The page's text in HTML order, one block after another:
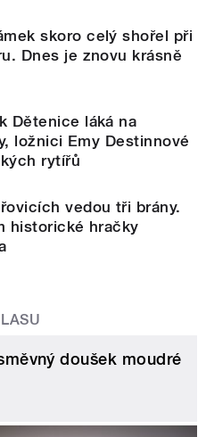
skoro celý shořel při
Dnes je znovu krásně
Dětenice láká na
ložnici Emy Destinnové
rytířů
vedou tři brány.
historické hračky
doušek moudré